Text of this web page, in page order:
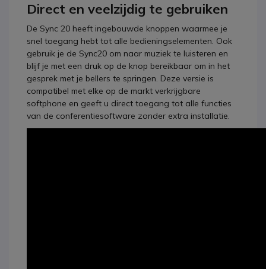
Direct en veelzijdig te gebruiken
De Sync 20 heeft ingebouwde knoppen waarmee je
snel toegang hebt tot alle bedieningselementen. Ook
gebruik je de Sync20 om naar muziek te luisteren en
blijf je met een druk op de knop bereikbaar om in het
gesprek met je bellers te springen. Deze versie is
compatibel met elke op de markt verkrijgbare
softphone en geeft u direct toegang tot alle functies
van de conferentiesoftware zonder extra installatie.